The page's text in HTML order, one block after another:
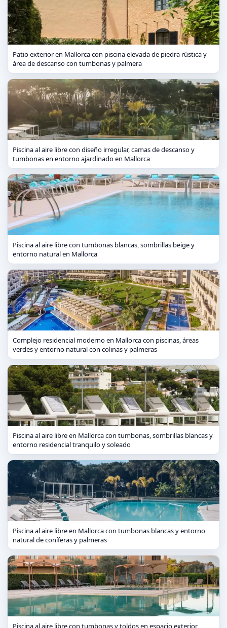
Patio exterior en Mallorca con piscina elevada de piedra rústica y
área de descanso con tumbonas y palmera
Piscina al aire libre con diseño irregular, camas de descanso y
tumbonas en entorno ajardinado en Mallorca
Piscina al aire libre con tumbonas blancas, sombrillas beige y
entorno natural en Mallorca
Complejo residencial moderno en Mallorca con piscinas, áreas
verdes y entorno natural con colinas y palmeras
Piscina al aire libre en Mallorca con tumbonas, sombrillas blancas y
entorno residencial tranquilo y soleado
Piscina al aire libre en Mallorca con tumbonas blancas y entorno
natural de coníferas y palmeras
Piscina al aire libre con tumbonas y toldos en espacio exterior